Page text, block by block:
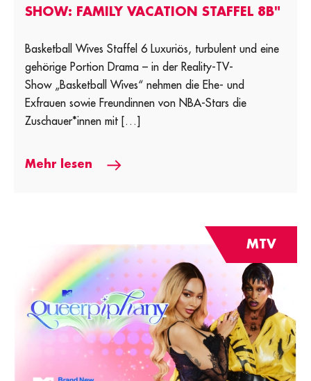
SHOW: FAMILY VACATION STAFFEL 8B"
Basketball Wives Staffel 6 Luxuriös, turbulent und eine
gehörige Portion Drama – in der Reality-TV-
Show „Basketball Wives“ nehmen die Ehe- und
Exfrauen sowie Freundinnen von NBA-Stars die
Zuschauer*innen mit […]
Mehr lesen
MTV